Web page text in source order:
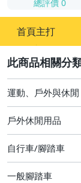
總評價 0
首頁主打
圖書/影音/文具
古董、藝術與礦石
手機、配件與通訊
美容保養與彩妝
運動、戶外與休閒
戶外休閒用品
自行車/腳踏車
一般腳踏車